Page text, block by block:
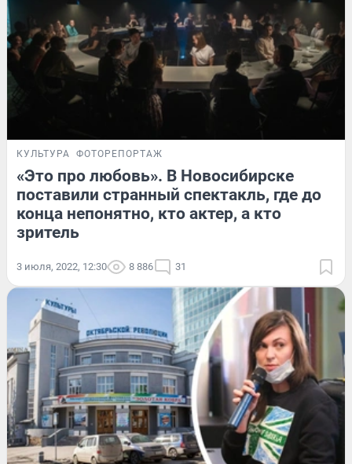
КУЛЬТУРА ФОТОРЕПОРТАЖ
«Это про любовь». В Новосибирске
поставили странный спектакль, где до
конца непонятно, кто актер, а кто
зритель
3 июля, 2022, 12:30 8 886 31